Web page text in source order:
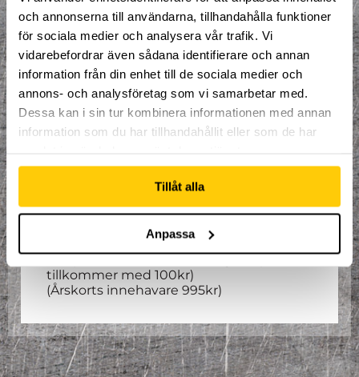
och annonserna till användarna, tillhandahålla funktioner
för sociala medier och analysera vår trafik. Vi
vidarebefordrar även sådana identifierare och annan
information från din enhet till de sociala medier och
annons- och analysföretag som vi samarbetar med.
Dessa kan i sin tur kombinera informationen med annan
information som du har tillhandahållit eller som de har
Tillåt alla
Anpassa
uppfinningsrikedom. Denna grupp har
Multisportinriktning där ditt barn får lära
sig dem grundläggande motoriska
övningarna inom bland annat gymnastik,
parkour och trampolin! Du som
vårdnadshavare bes befinna dig i vårat
café under hela träningen samt vara
Totalt är det 14 tillfällen med start 18 jan,
uppehåll vecka 9 & 15 och sista
Spontanitet, glädje och kamratskap är
tillkommer med 100kr)
(Årskorts innehavare 995kr)